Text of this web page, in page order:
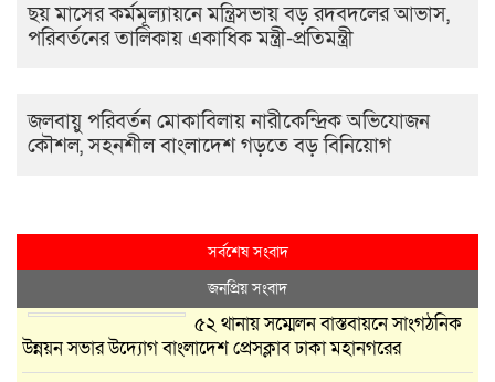
ছয় মাসের কর্মমূল্যায়নে মন্ত্রিসভায় বড় রদবদলের আভাস,
পরিবর্তনের তালিকায় একাধিক মন্ত্রী-প্রতিমন্ত্রী
জলবায়ু পরিবর্তন মোকাবিলায় নারীকেন্দ্রিক অভিযোজন
কৌশল, সহনশীল বাংলাদেশ গড়তে বড় বিনিয়োগ
সর্বশেষ সংবাদ
জনপ্রিয় সংবাদ
৫২ থানায় সম্মেলন বাস্তবায়নে সাংগঠনিক
উন্নয়ন সভার উদ্যোগ বাংলাদেশ প্রেসক্লাব ঢাকা মহানগরের